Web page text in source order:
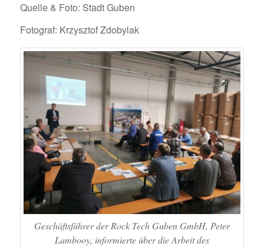
Quelle & Foto: Stadt Guben
Fotograf: Krzysztof Zdobylak
Geschäftsführer der Rock Tech Guben GmbH, Peter
Lambooy, informierte über die Arbeit des